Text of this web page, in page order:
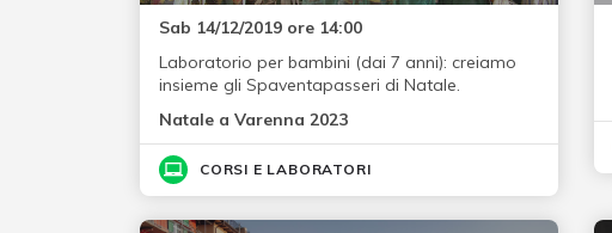
Sab 14/12/2019 ore 14:00
Laboratorio per bambini (dai 7 anni): creiamo
insieme gli Spaventapasseri di Natale.
Natale a Varenna 2023
CORSI E LABORATORI